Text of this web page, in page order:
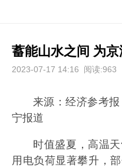
蓄能山水之间 为
2023-07-17 14:16 阅读:963
来源：经济参考
宁报道
时值盛夏，高温
用电负荷显著攀升，